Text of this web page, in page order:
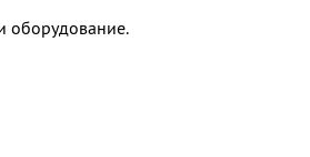
оборудование.